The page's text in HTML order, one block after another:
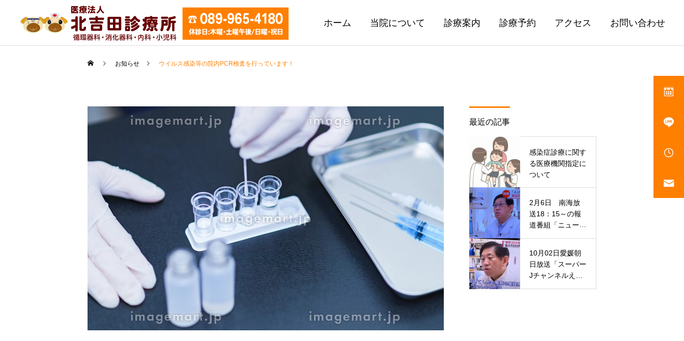
ホーム 当院について 診療案内 診療予約 アクセス お問い合わせ
お知らせ ウイルス感染等の院内PCR検査を行っています！
最近の記事
感染症診療に関す
る医療機関指定に
ついて
2月6日 南海放
送18：15～の報
道番組「ニュース
た。【コロナ・イ
ンフル感染現況】
10月02日愛媛朝
日放送「スーパー
Jチャンネルえひ